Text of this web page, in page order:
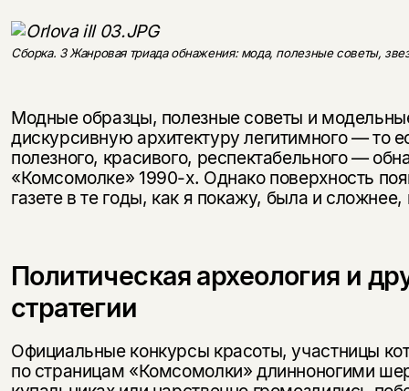
Сборка. 3 Жанровая триада обнажения: мода, полезные советы,
Модные образцы, полезные советы и
дискурсивную архитектуру легитимного — то
полезного, красивого, респектабельного —
«Комсомолке» 1990-х. Однако поверхность
газете в те годы, как я покажу, была и
Политическая археология и
стратегии
Официальные конкурсы красоты, участницы
по страницам «Комсомолки» длинноногими